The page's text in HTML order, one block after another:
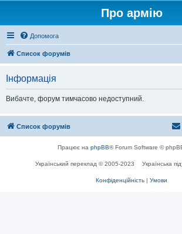
Про армію
Допомога
Список форумів
Інформація
Вибачте, форум тимчасово недоступний.
Список форумів
Працює на phpBB® Forum Software ©
Український переклад © 2005-2023 Українська
Конфіденційність | Умови